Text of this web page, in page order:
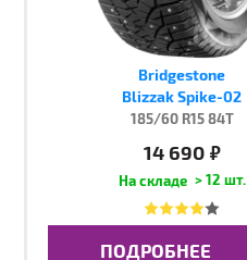
Bridgestone
Blizzak Spike-02
185/60 R15 84T
14 690 руб.
> 12 шт.
ПОДРОБНЕЕ